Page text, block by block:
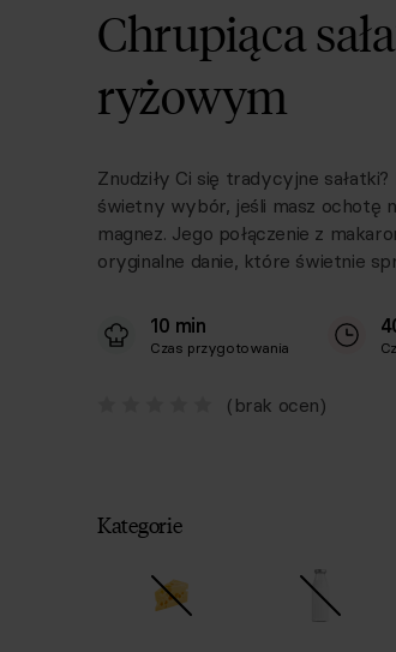
Chrupiąca
ryżowym
Znudziły Ci się tradycyjne
świetny wybór, jeśli masz ochotę
magnez. Jego połączenie z
oryginalne danie, które świetnie
10 min
Czas przygotowania
(brak ocen)
Kategorie